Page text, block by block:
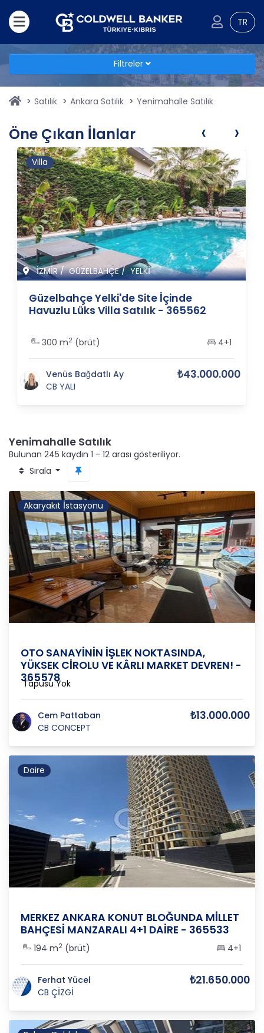
TR
Filtreler
Satılık Ankara Satılık Yenimahalle Satılık
Öne Çıkan İlanlar
Villa
İZMİR/ GÜZELBAHÇE/YELKİ
Güzelbahçe Yelki'de Site İçinde
Havuzlu Lüks Villa Satılık - 365562
300 m2 (brüt) 4+1
Venüs Bağdatlı Ay
CB YALI
₺43.000.000
‹ ›
Yenimahalle Satılık
Bulunan 245 kaydın 1 - 12 arası gösteriliyor.
Sırala
Akaryakıt İstasyonu
OTO SANAYİNİN İŞLEK NOKTASINDA,
YÜKSEK CİROLU VE KÂRLI MARKET DEVREN! -
365578
Tapusu Yok
Cem Pattaban
CB CONCEPT
₺13.000.000
Daire
MERKEZ ANKARA KONUT BLOĞUNDA MİLLET
BAHÇESİ MANZARALI 4+1 DAİRE - 365533
194 m2 (brüt) 4+1
Ferhat Yücel
CB ÇİZGİ
₺21.650.000